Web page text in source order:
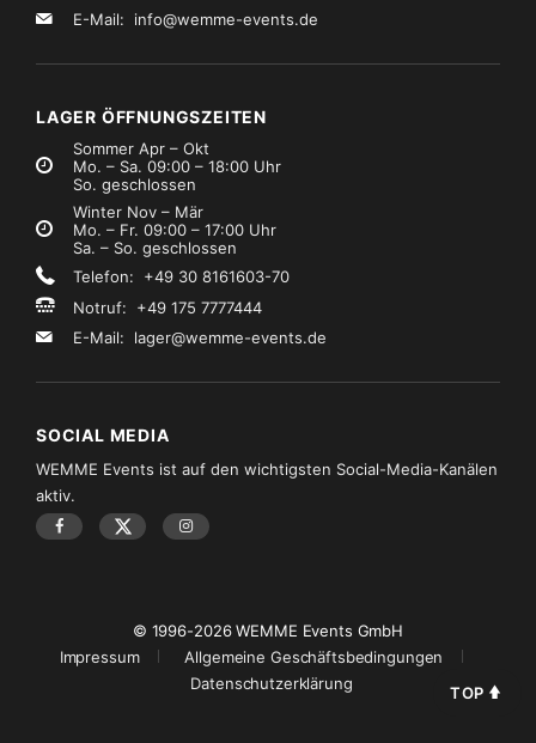
E-Mail: info@wemme-events.de
LAGER ÖFFNUNGSZEITEN
Sommer Apr – Okt
Mo. – Sa. 09:00 – 18:00 Uhr
So. geschlossen
Winter Nov – Mär
Mo. – Fr. 09:00 – 17:00 Uhr
Sa. – So. geschlossen
Telefon: +49 30 8161603-70
Notruf: +49 175 7777444
E-Mail: lager@wemme-events.de
SOCIAL MEDIA
WEMME Events ist auf den wichtigsten Social-Media-Kanälen
aktiv.
© 1996-2026 WEMME Events GmbH
Impressum
Allgemeine Geschäftsbedingungen
Datenschutzerklärung
TOP